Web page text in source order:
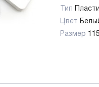
Тип
Цвет
Размер